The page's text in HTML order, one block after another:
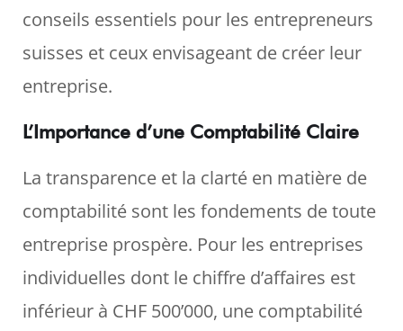
conseils essentiels pour les entrepreneurs
suisses et ceux envisageant de créer leur
entreprise.
L’Importance d’une Comptabilité Claire
La transparence et la clarté en matière de
comptabilité sont les fondements de toute
entreprise prospère. Pour les entreprises
individuelles dont le chiffre d’affaires est
inférieur à CHF 500’000, une comptabilité